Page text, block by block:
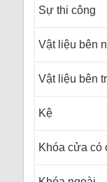
Sự thi công
Vật liệu bên
Vật liệu bên
Kệ
Khóa cửa có